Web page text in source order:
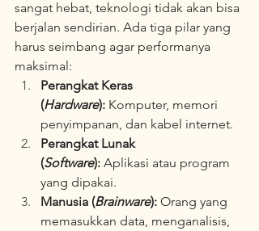
sangat hebat, teknologi tidak akan bisa
berjalan sendirian. Ada tiga pilar yang
harus seimbang agar performanya
maksimal:
Perangkat Keras
(Hardware): Komputer, memori
penyimpanan, dan kabel internet.
Perangkat Lunak
(Software): Aplikasi atau program
yang dipakai.
Manusia (Brainware): Orang yang
memasukkan data, menganalisis,